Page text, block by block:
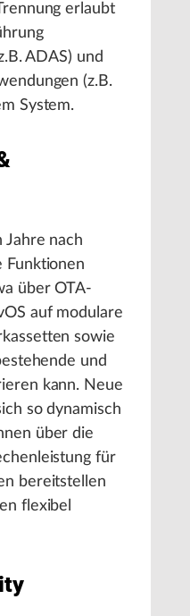
erlaubt
ADAS) und
(z.B.
System.
Jahre nach
Funktionen
über OTA-
auf modulare
sowie
und
kann. Neue
so dynamisch
über die
für
bereitstellen
flexibel